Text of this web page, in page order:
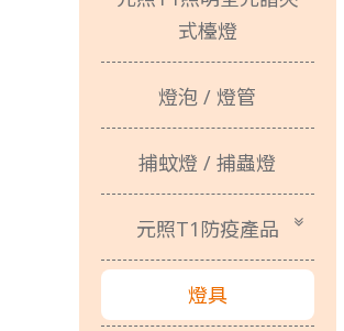
元照Ｔ１張麗蝶張
光
式檯燈
燈泡 / 燈管
捕蚊燈 / 捕蟲燈
元照T1防疫產品
燈具